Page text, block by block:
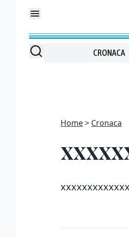
CRONACA
Home Cronaca